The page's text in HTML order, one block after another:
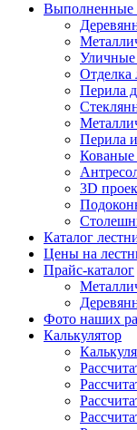
Выполненные
Отделка
Перила
Перила
Кованые
3D
Каталог
Цены на
Прайс-каталог
Фото наших
Калькулятор